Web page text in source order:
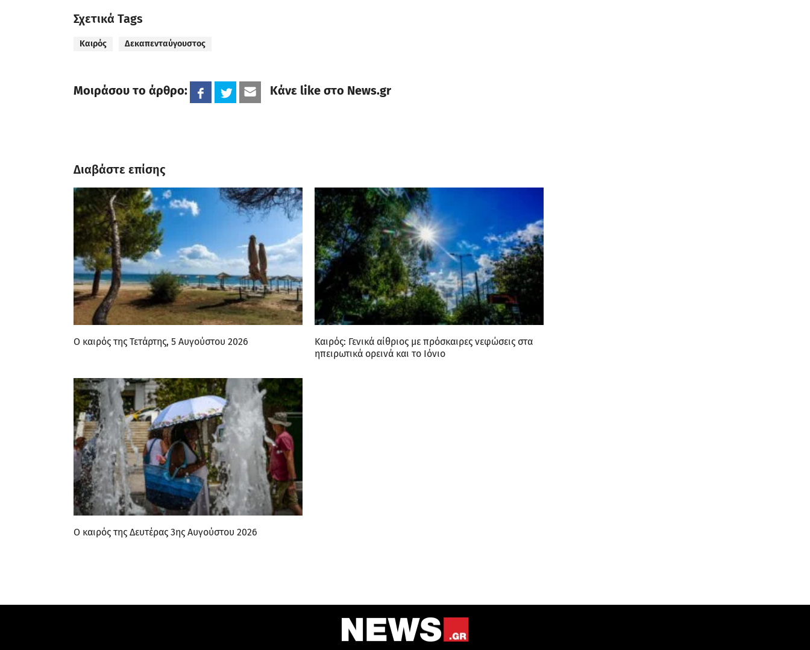
Σχετικά Tags
Καιρός Δεκαπενταύγουστος
Μοιράσου το άρθρο: Κάνε like στο News.gr
Διαβάστε επίσης
Ο καιρός της Τετάρτης, 5 Αυγούστου 2026
Καιρός: Γενικά αίθριος με πρόσκαιρες νεφώσεις στα
ηπειρωτικά ορεινά και το Ιόνιο
Ο καιρός της Δευτέρας 3ης Αυγούστου 2026